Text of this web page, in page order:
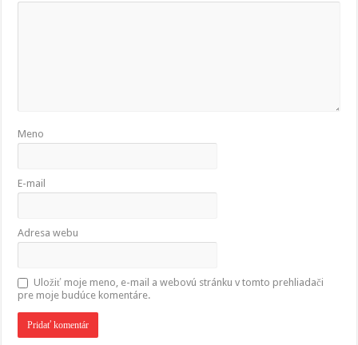
Meno
E-mail
Adresa webu
Uložiť moje meno, e-mail a webovú stránku v tomto prehliadači
pre moje budúce komentáre.